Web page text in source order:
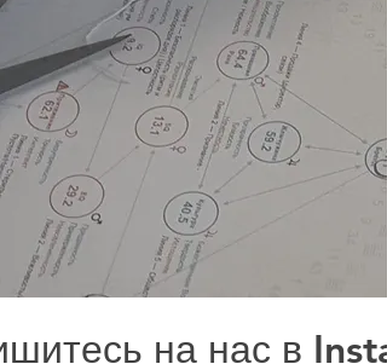
на нас в